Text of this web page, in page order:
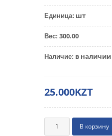
Единица: шт
Вес: 300.00
Наличие: в наличии
25.000KZT